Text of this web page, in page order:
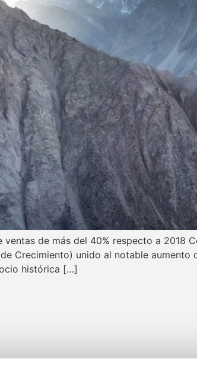
de más del 40% respecto a 2018
Crecimiento) unido al notable
histórica […]